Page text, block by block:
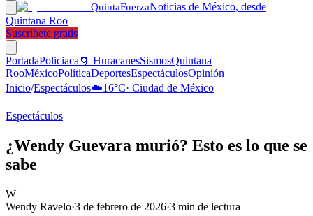
QuintaFuerzaNoticias de México, desde
Quintana Roo
Suscríbete gratis
PortadaPoliciaca 🌀 HuracanesSismosQuintana
RooMéxicoPolíticaDeportesEspectáculosOpinión
Inicio/Espectáculos☁️16°C· Ciudad de México
Espectáculos
¿Wendy Guevara murió? Esto es lo que se
sabe
W
Wendy Ravelo·3 de febrero de 2026·3 min de lectura